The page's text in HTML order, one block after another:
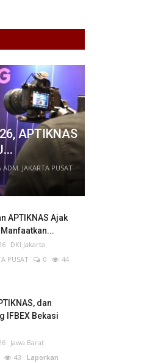
APTIKNAS
ADM. JAKARTA PUSAT
APTIKNAS Ajak
DKI Jakarta
PUSAT
0
44
dan
IFBEX Bekasi
Jawa Barat
43 Laporkan